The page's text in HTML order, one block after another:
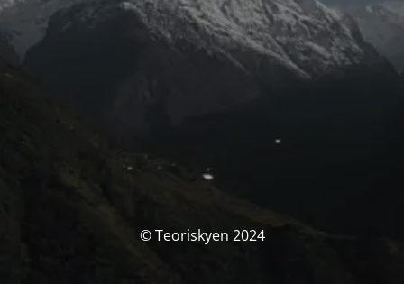
© Teoriskyen 2024